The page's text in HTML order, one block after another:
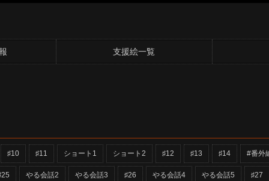
支援絵一覧
♯10 ♯11 ショート1 ショート2 ♯12 ♯13 ♯14 #番外
やる会話2 やる会話3 ♯26 やる会話4 やる会話5 ♯27